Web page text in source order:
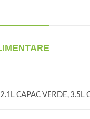
CAPAC VERDE, 3.5L